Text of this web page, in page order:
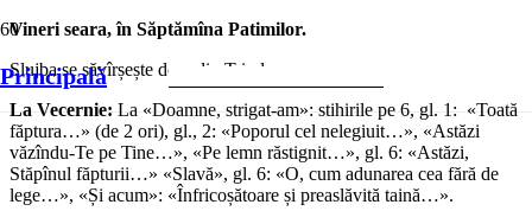
Principală
Vineri seara, în Săptămîna Patimilor.
Slujba se săvîrșește doar din Triod.
La Vecernie: La «Doamne, strigat-am»: stihirile pe 6, gl. 1: «Toată
făptura…» (de 2 ori), gl., 2: «Poporul cel nelegiuit…», «Astăzi
văzîndu-Te pe Tine…», «Pe lemn răstignit…», gl. 6: «Astăzi,
Stăpînul făpturii…» «Slavă», gl. 6: «O, cum adunarea cea fără de
lege…», «Și acum»: «Înfricoșătoare și preaslăvită taină…».